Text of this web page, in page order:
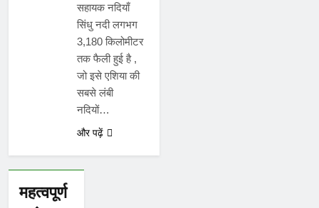
महत्वपूर्ण
सहायक नदियाँ
सिंधु नदी लगभग
3,180 किलोमीटर
तक फैली हुई है ,
जो इसे एशिया की
सबसे लंबी
नदियों…
और पढ़ें